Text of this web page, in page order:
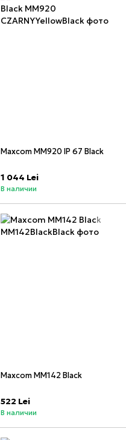
Maxcom MM920 IP 67 Black
1 044 Lei
В наличии
Maxcom MM142 Black
522 Lei
В наличии